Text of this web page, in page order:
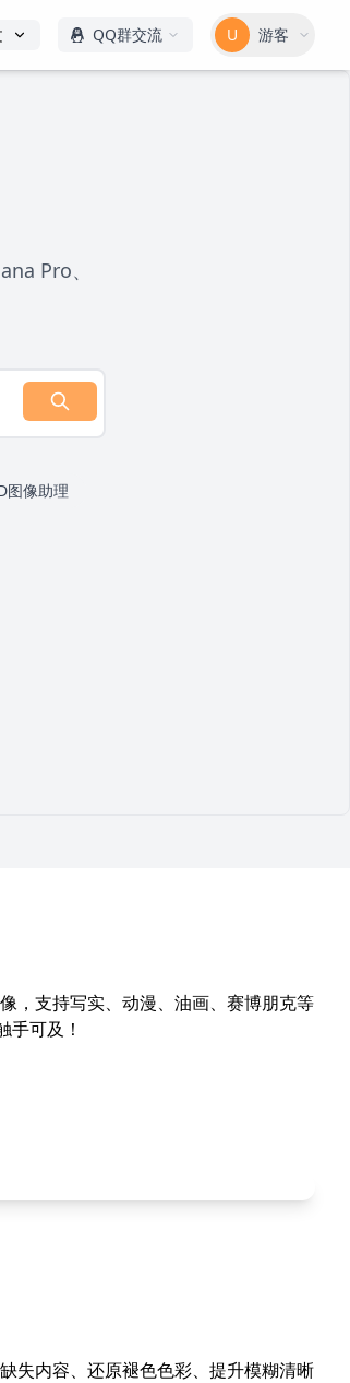
QQ群交流 U 游客
Pro、
图像助理
，支持写实、动漫、油画、赛博朋克等
手可及！
失内容、还原褪色色彩、提升模糊清晰